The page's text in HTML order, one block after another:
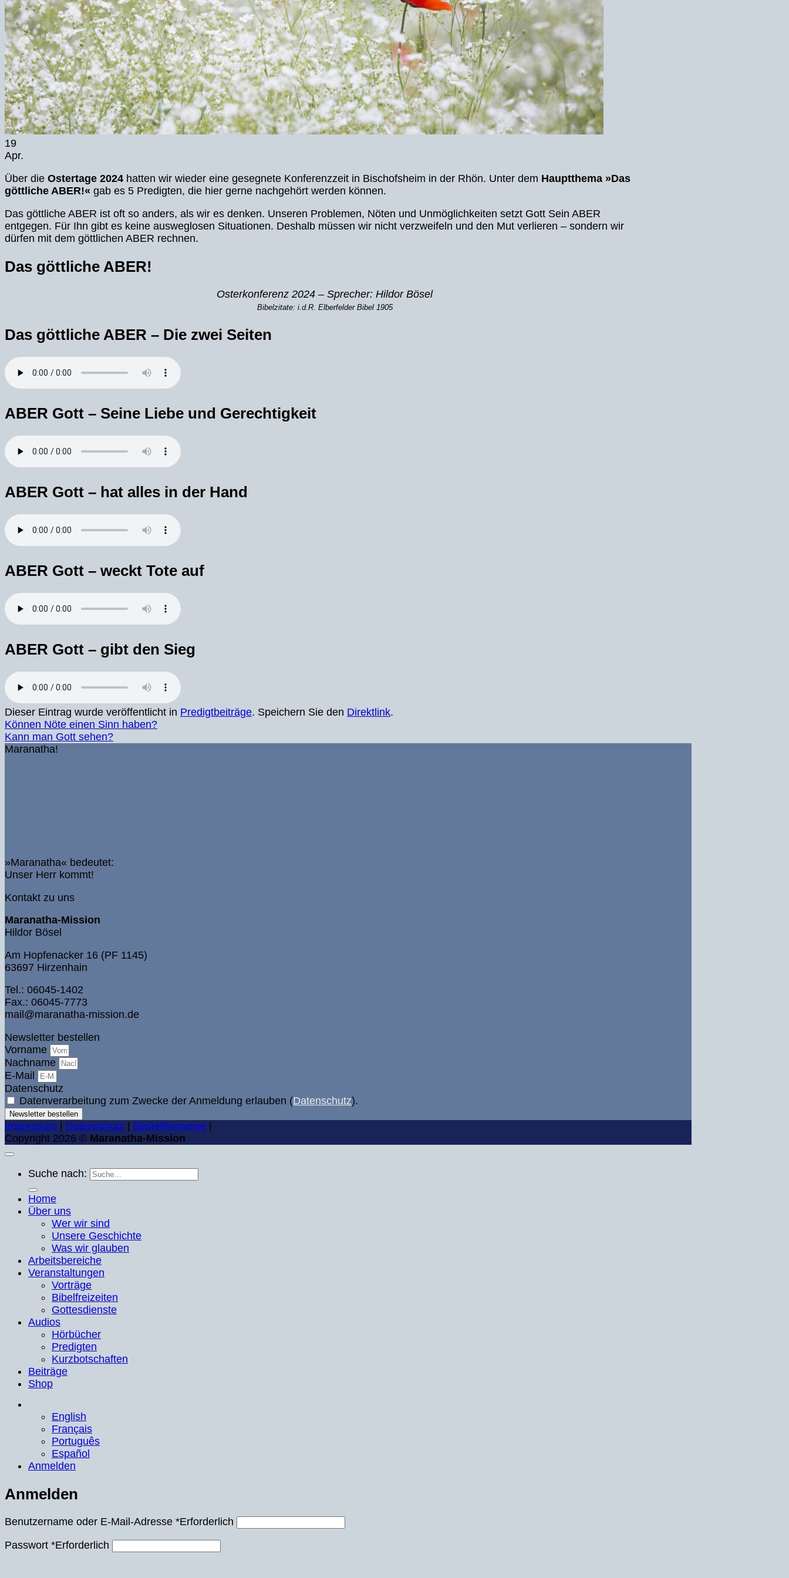
19
Apr.
Über die Ostertage 2024 hatten wir wieder eine gesegnete Konferenzzeit in Bischofsheim in der Rhön. Unter dem Hauptthema »Das
göttliche ABER!« gab es 5 Predigten, die hier gerne nachgehört werden können.
Das göttliche ABER ist oft so anders, als wir es denken. Unseren Problemen, Nöten und Unmöglichkeiten setzt Gott Sein ABER
entgegen. Für Ihn gibt es keine ausweglosen Situationen. Deshalb müssen wir nicht verzweifeln und den Mut verlieren – sondern wir
dürfen mit dem göttlichen ABER rechnen.
Das göttliche ABER!
Osterkonferenz 2024 – Sprecher: Hildor Bösel
Bibelzitate: i.d.R. Elberfelder Bibel 1905
Das göttliche ABER – Die zwei Seiten
ABER Gott – Seine Liebe und Gerechtigkeit
ABER Gott – hat alles in der Hand
ABER Gott – weckt Tote auf
ABER Gott – gibt den Sieg
Dieser Eintrag wurde veröffentlicht in Predigtbeiträge. Speichern Sie den Direktlink.
Können Nöte einen Sinn haben?
Kann man Gott sehen?
Maranatha!
»Maranatha« bedeutet:
Unser Herr kommt!
Kontakt zu uns
Maranatha-Mission
Hildor Bösel
Am Hopfenacker 16 (PF 1145)
63697 Hirzenhain
Tel.: 06045-1402
Fax.: 06045-7773
mail@maranatha-mission.de
Newsletter bestellen
Vorname
Nachname
E-Mail
Datenschutz
Datenverarbeitung zum Zwecke der Anmeldung erlauben (Datenschutz).
Newsletter bestellen
Impressum Datenschutz Bestellhinweise
Copyright 2026 © Maranatha-Mission
Suche nach:
Home
Über uns
Wer wir sind
Unsere Geschichte
Was wir glauben
Arbeitsbereiche
Veranstaltungen
Vorträge
Bibelfreizeiten
Gottesdienste
Audios
Hörbücher
Predigten
Kurzbotschaften
Beiträge
Shop
English
Français
Português
Español
Anmelden
Anmelden
Benutzername oder E-Mail-Adresse *Erforderlich
Passwort *Erforderlich